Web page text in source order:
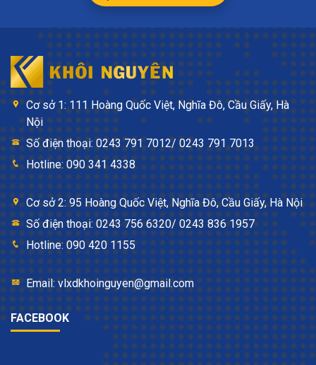
Cơ sở 1: 111 Hoàng Quốc Việt, Nghĩa Đô, Cầu Giấy, Hà
Nội
Số điện thoại: 0243 791 7012/ 0243 791 7013
Hotline: 090 341 4338
Cơ sở 2: 95 Hoàng Quốc Việt, Nghĩa Đô, Cầu Giấy, Hà Nội
Số điện thoại: 0243 756 6320/ 0243 836 1957
Hotline: 090 420 1155
Email: vlxdkhoinguyen@gmail.com
FACEBOOK